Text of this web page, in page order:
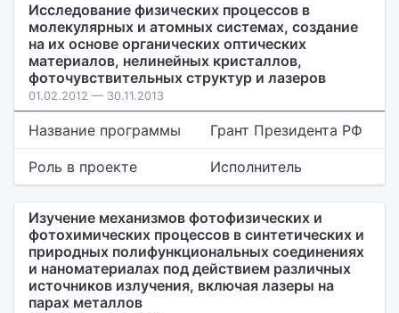
Исследование физических процессов в
молекулярных и атомных системах, создание
на их основе органических оптических
материалов, нелинейных кристаллов,
фоточувствительных структур и лазеров
01.02.2012 — 30.11.2013
Название программы Грант Президента РФ
Роль в проекте Исполнитель
Изучение механизмов фотофизических и
фотохимических процессов в синтетических и
природных полифункциональных соединениях
и наноматериалах под действием различных
источников излучения, включая лазеры на
парах металлов